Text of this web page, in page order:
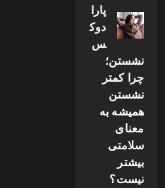
پارا
دوک
س
نشستن؛
چرا کمتر
نشستن
همیشه به
معنای
سلامتی
بیشتر
نیست؟